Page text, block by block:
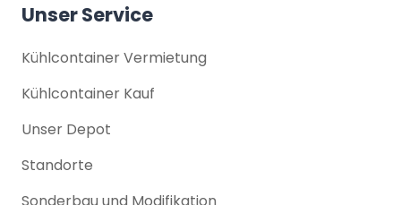
Unser Service
Kühlcontainer Vermietung
Kühlcontainer Kauf
Unser Depot
Standorte